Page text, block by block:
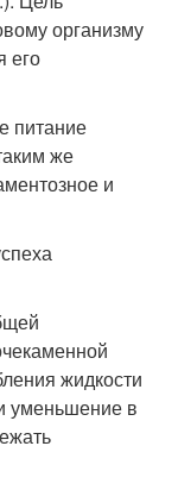
организму
его
питание
же
и
жидкости
уменьшение в